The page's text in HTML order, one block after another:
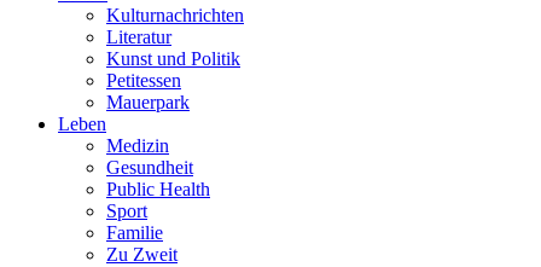
Kulturnachrichten
Literatur
Kunst und Politik
Petitessen
Mauerpark
Leben
Medizin
Gesundheit
Public Health
Sport
Familie
Zu Zweit